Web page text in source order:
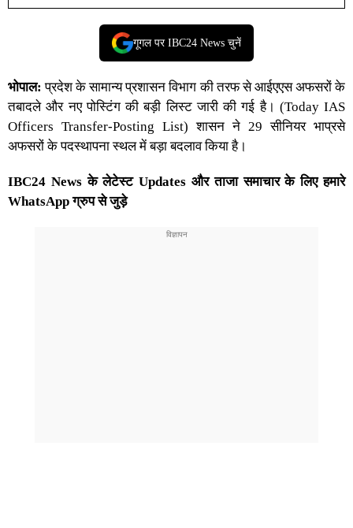
गूगल पर IBC24 News चुनें
भोपाल: प्रदेश के सामान्य प्रशासन विभाग की तरफ से आईएएस अफसरों के
तबादले और नए पोस्टिंग की बड़ी लिस्ट जारी की गई है। (Today IAS
Officers Transfer-Posting List) शासन ने 29 सीनियर भाप्रसे
अफसरों के पदस्थापना स्थल में बड़ा बदलाव किया है।
IBC24 News के लेटेस्ट Updates और ताजा समाचार के लिए हमारे
WhatsApp ग्रुप से जुड़े